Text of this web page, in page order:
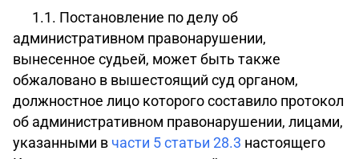
1.1. Постановление по делу об
административном правонарушении,
вынесенное судьей, может быть также
обжаловано в вышестоящий суд органом,
должностное лицо которого составило протокол
об административном правонарушении, лицами,
указанными в части 5 статьи 28.3 настоящего